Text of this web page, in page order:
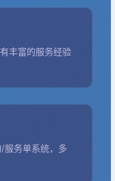
丰富的服务经验
服务单系统，多